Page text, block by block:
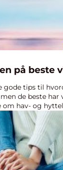
på beste
gode tips til
de beste har
hav- og